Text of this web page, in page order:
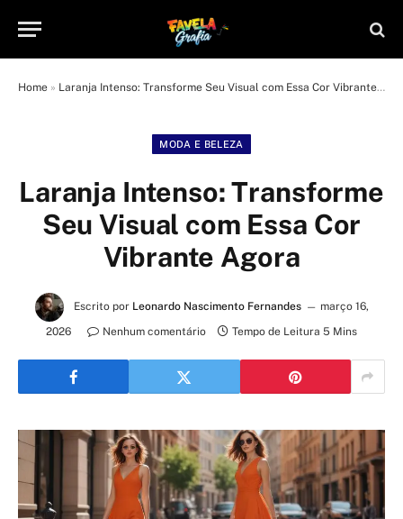
Home » Laranja Intenso: Transforme Seu Visual com Essa Cor Vibrante Agora
MODA E BELEZA
Laranja Intenso: Transforme
Seu Visual com Essa Cor
Vibrante Agora
Escrito por Leonardo Nascimento Fernandes
março 16,
2026
Nenhum comentário Tempo de Leitura 5 Mins